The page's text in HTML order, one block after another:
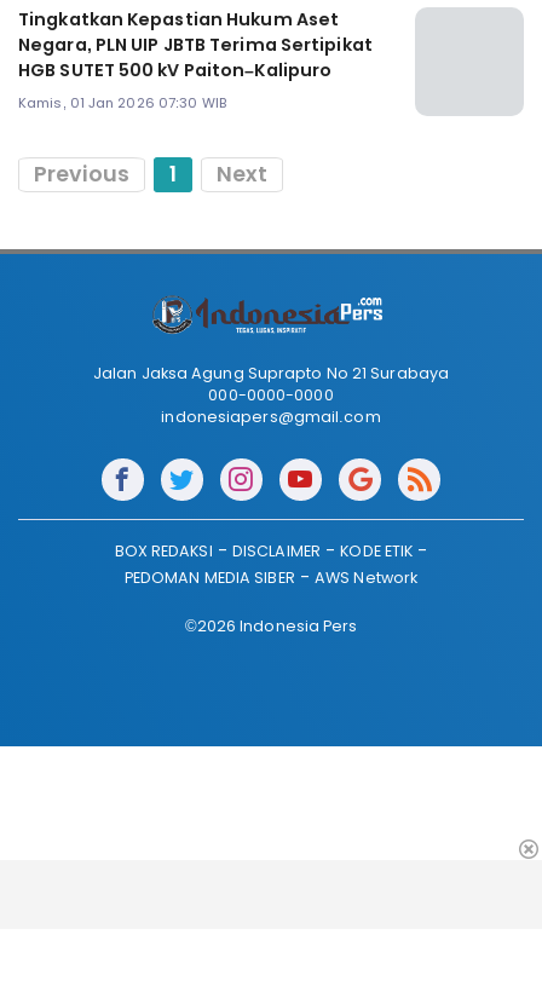
Tingkatkan Kepastian Hukum Aset
Negara, PLN UIP JBTB Terima Sertipikat
HGB SUTET 500 kV Paiton–Kalipuro
Kamis, 01 Jan 2026 07:30 WIB
Previous 1 Next
Jalan Jaksa Agung Suprapto No 21 Surabaya
000-0000-0000
indonesiapers@gmail.com
BOX REDAKSI DISCLAIMER
KODE ETIK
PEDOMAN MEDIA SIBER
AWS Network
©2026 Indonesia Pers